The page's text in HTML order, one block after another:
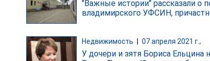
"Важные истории" рассказали о
владимирского УФСИН,
Недвижимость 07 апреля 2021 г.,
У дочери и зятя Бориса Ельцина